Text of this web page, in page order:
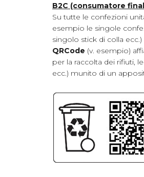
B2C (consumatore
Su tutte le confezioni
esempio le singole
singolo stick di colla
QRCode (v. esempio)
per la raccolta dei rifiuti,
ecc.) munito di un